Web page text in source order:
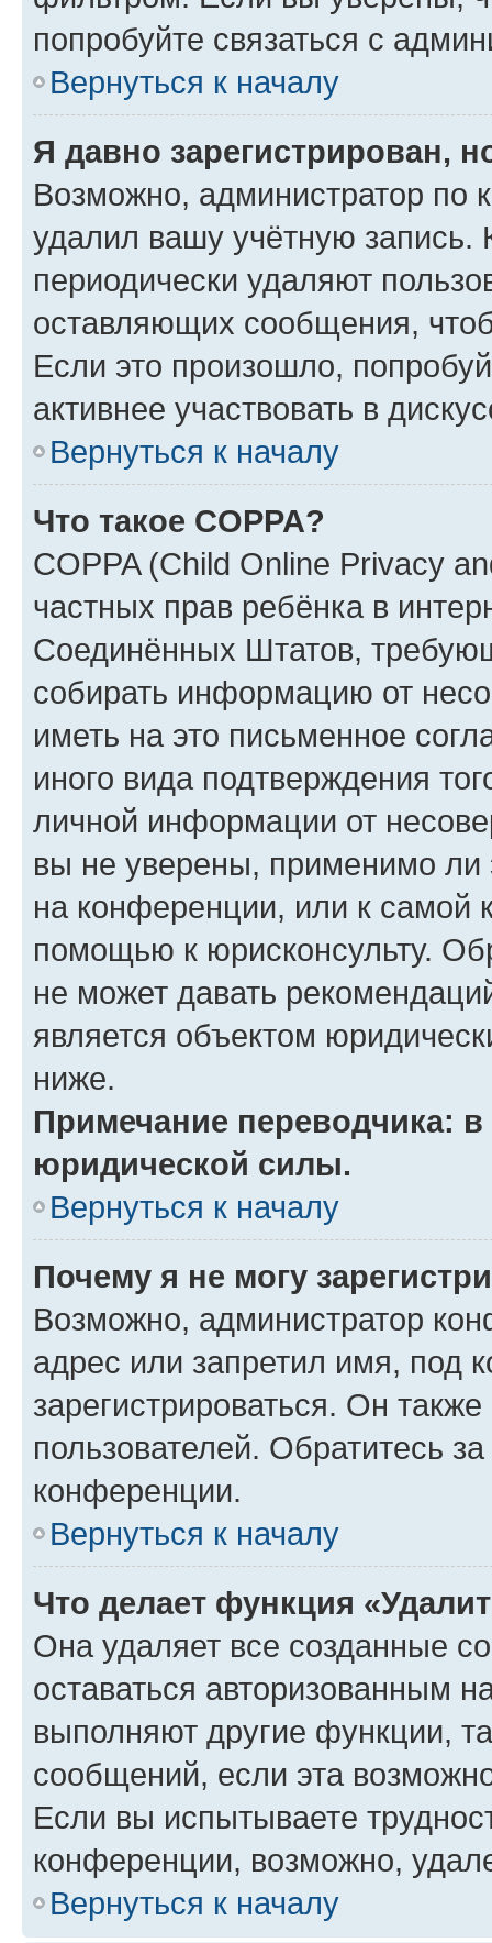
попробуйте связаться с
Вернуться к началу
Я давно зарегистрирован,
Возможно, администратор по
удалил вашу учётную запись.
периодически удаляют
оставляющих сообщения,
Если это произошло,
активнее участвовать в
Вернуться к началу
Что такое COPPA?
COPPA (Child Online Privacy
частных прав ребёнка в
Соединённых Штатов,
собирать информацию от
иметь на это письменное
иного вида подтверждения
личной информации от
вы не уверены, применимо ли
на конференции, или к самой
помощью к юрисконсульту.
не может давать
является объектом
ниже.
Примечание переводчика:
юридической силы.
Вернуться к началу
Почему я не могу
Возможно, администратор
адрес или запретил имя, под
зарегистрироваться. Он
пользователей. Обратитесь
конференции.
Вернуться к началу
Что делает функция
Она удаляет все созданные
оставаться авторизованным
выполняют другие функции,
сообщений, если эта
Если вы испытываете
конференции, возможно,
Вернуться к началу